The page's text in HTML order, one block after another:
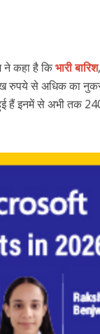
ने कहा है किभारी बारिश
रुपये से अधिक का
हैं इनमें से अभी तक